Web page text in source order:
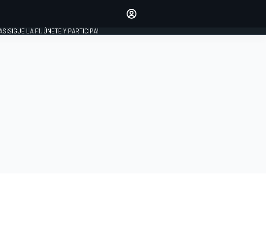
¡SIGUE LA F1, ÚNETE Y PARTICIPA!